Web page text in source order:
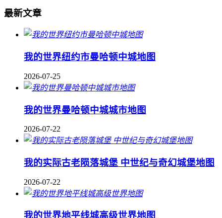
最新文章
我的世界纽约市曼哈顿中城地图
2026-07-25
我的世界曼哈顿中城城市地图
2026-07-22
我的实际古老陨落城堡 中世纪与奇幻城堡地图
2026-07-22
我的世界地平线城高级世界地图